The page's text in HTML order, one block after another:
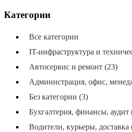
Категории
Все категории
IT-инфраструктура и
Автосервис и ремонт (23)
Администрация, офис,
Без категории (3)
Бухгалтерия, финансы, аудит
Водители, курьеры, доставка